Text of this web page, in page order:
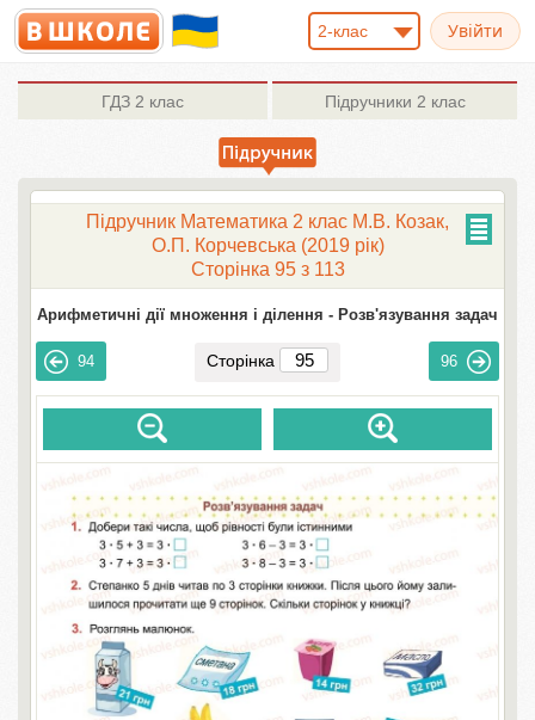
2-клас
ГДЗ 2 клас Підручники 2 клас
Підручник Математика 2 клас М.В. Козак,
О.П. Корчевська (2019 рік)
Сторінка 95 з 113
Арифметичні дії множення і ділення - Розв'язування задач
94 Сторінка 96